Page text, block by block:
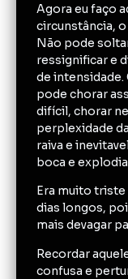
Agora eu faço
circunstância,
Não pode
ressignificar e
de
pode chorar
difícil, chorar
perplexidade
raiva e
boca e
Era muito
dias longos,
mais devagar
Recordar
confusa e